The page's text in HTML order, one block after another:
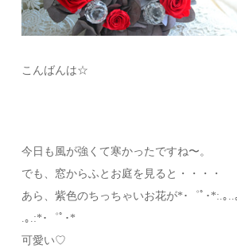
こんばんは☆
今日も風が強くて寒かったですね〜。
でも、窓からふとお庭を見ると・・・・
あら、紫色のちっちゃいお花が*･゜ﾟ･*:.｡
.｡.:*･゜ﾟ･*
可愛い♡